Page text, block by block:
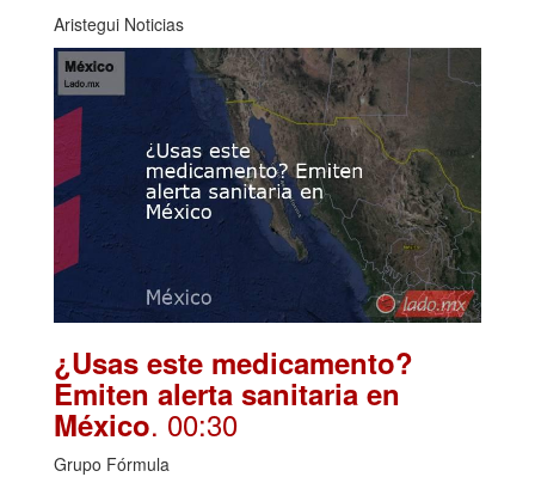
Aristegui Noticias
¿Usas este medicamento?
Emiten alerta sanitaria en
México. 00:30
Grupo Fórmula